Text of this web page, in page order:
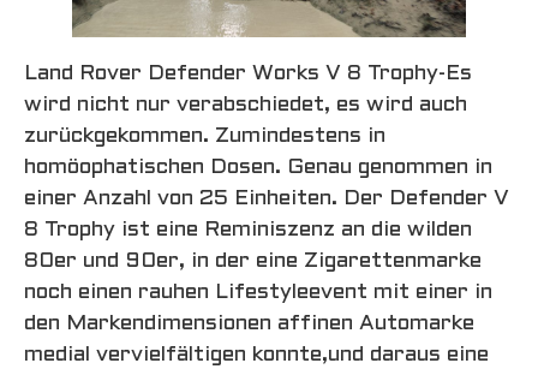
Land Rover Defender Works V 8 Trophy-Es
wird nicht nur verabschiedet, es wird auch
zurückgekommen. Zumindestens in
homöophatischen Dosen. Genau genommen in
einer Anzahl von 25 Einheiten. Der Defender V
8 Trophy ist eine Reminiszenz an die wilden
80er und 90er, in der eine Zigarettenmarke
noch einen rauhen Lifestyleevent mit einer in
den Markendimensionen affinen Automarke
medial vervielfältigen konnte,und daraus eine